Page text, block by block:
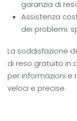
garanzia di
Assistenza
dei problemi;
La soddisfazione
di reso gratuito in
per informazioni e
veloci e precise.